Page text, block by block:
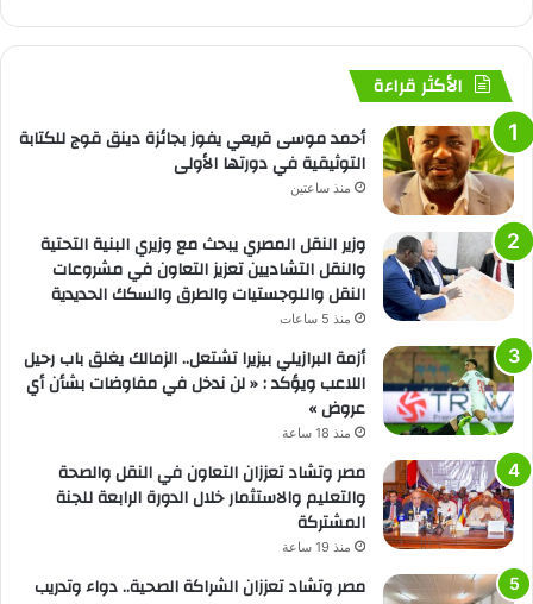
الأكثر قراءة
أحمد موسى قريعي يفوز بجائزة دينق قوج للكتابة
التوثيقية في دورتها الأولى
منذ ساعتين
وزير النقل المصري يبحث مع وزيري البنية التحتية
والنقل التشاديين تعزيز التعاون في مشروعات
النقل واللوجستيات والطرق والسكك الحديدية
منذ 5 ساعات
أزمة البرازيلي بيزيرا تشتعل.. الزمالك يغلق باب رحيل
اللاعب ويؤكد : « لن ندخل في مفاوضات بشأن أي
عروض »
منذ 18 ساعة
مصر وتشاد تعززان التعاون في النقل والصحة
والتعليم والاستثمار خلال الدورة الرابعة للجنة
المشتركة
منذ 19 ساعة
مصر وتشاد تعززان الشراكة الصحية.. دواء وتدريب